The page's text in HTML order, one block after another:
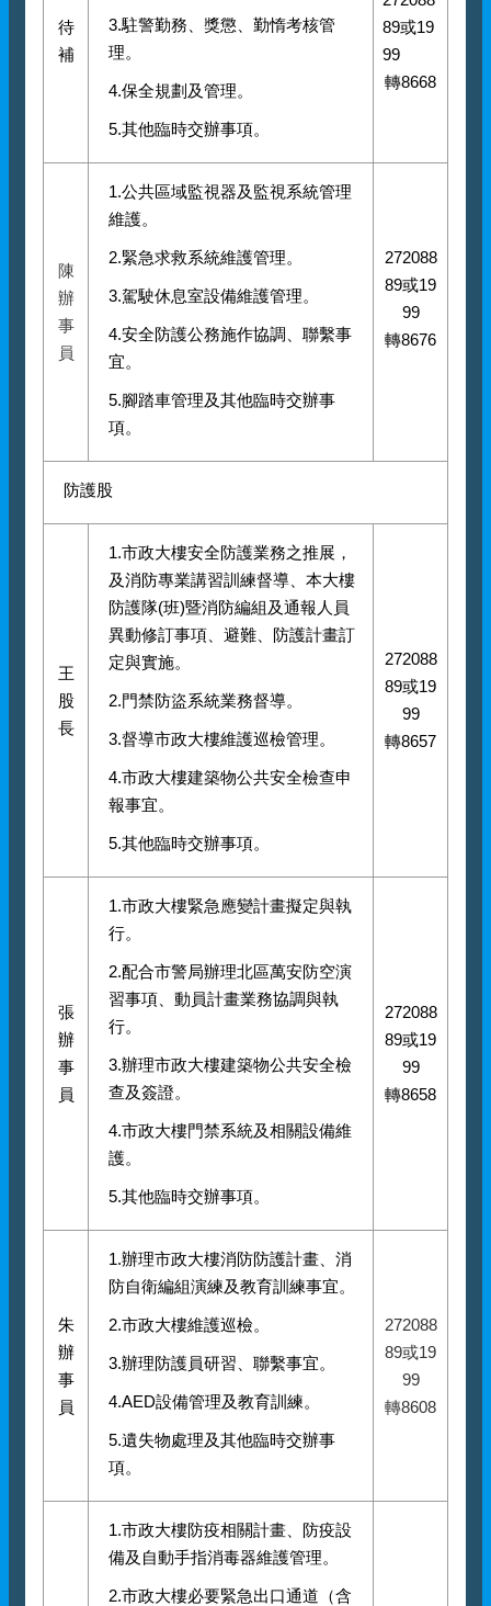
待
補
3.駐警勤務、獎懲、勤惰考核管
理。
4.保全規劃及管理。
5.其他臨時交辦事項。
89或19
99
轉8668
陳
辦
事
員
1.公共區域監視器及監視系統管理
維護。
2.緊急求救系統維護管理。
3.駕駛休息室設備維護管理。
4.安全防護公務施作協調、聯繫事
宜。
5.腳踏車管理及其他臨時交辦事
項。
272088
89或19
99
轉8676
防護股
王
股
長
1.市政大樓安全防護業務之推展，
及消防專業講習訓練督導、本大樓
防護隊(班)暨消防編組及通報人員
異動修訂事項、避難、防護計畫訂
定與實施。
2.門禁防盜系統業務督導。
3.督導市政大樓維護巡檢管理。
4.市政大樓建築物公共安全檢查申
報事宜。
5.其他臨時交辦事項。
272088
89或19
99
轉8657
張
辦
事
員
1.市政大樓緊急應變計畫擬定與執
行。
2.配合市警局辦理北區萬安防空演
習事項、動員計畫業務協調與執
行。
3.辦理市政大樓建築物公共安全檢
查及簽證。
4.市政大樓門禁系統及相關設備維
護。
5.其他臨時交辦事項。
272088
89或19
99
轉8658
朱
辦
事
員
1.辦理市政大樓消防防護計畫、消
防自衛編組演練及教育訓練事宜。
2.市政大樓維護巡檢。
3.辦理防護員研習、聯繫事宜。
4.AED設備管理及教育訓練。
5.遺失物處理及其他臨時交辦事
項。
272088
89或19
99
轉8608
1.市政大樓防疫相關計畫、防疫設
備及自動手指消毒器維護管理。
2.市政大樓必要緊急出口通道（含